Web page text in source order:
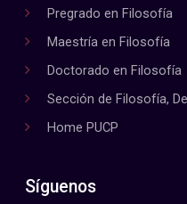
Pregrado en Filosofía
Maestría en Filosofía
Doctorado en Filosofía
Sección de Filosofía,
Home PUCP
Síguenos